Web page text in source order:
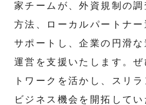
家チームが、外資規制の
方法、ローカルパートナ
サポートし、企業の円滑
運営を支援いたします。
トワークを活かし、スリ
ビジネス機会を開拓して